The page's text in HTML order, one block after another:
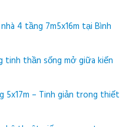
4 tầng 7m5x16m tại Bình
tinh thần sống mở giữa kiến
5x17m – Tinh giản trong thiết